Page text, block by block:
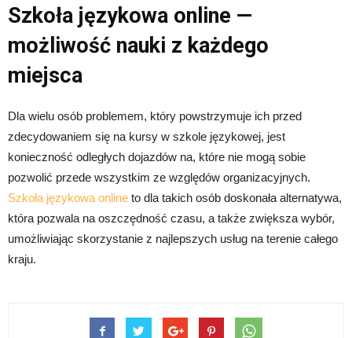
Szkoła językowa online —
możliwość nauki z każdego
miejsca
Dla wielu osób problemem, który powstrzymuje ich przed
zdecydowaniem się na kursy w szkole językowej, jest
konieczność odległych dojazdów na, które nie mogą sobie
pozwolić przede wszystkim ze względów organizacyjnych.
Szkoła językowa online to dla takich osób doskonała alternatywa,
która pozwala na oszczędność czasu, a także zwiększa wybór,
umożliwiając skorzystanie z najlepszych usług na terenie całego
kraju.